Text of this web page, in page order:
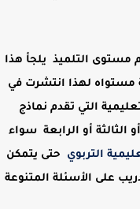
التلميذ يلجأ هذا
مستواه لهذا انتشرت في
التي تقدم نماذج
أو الثالثة أو الرابعة سواء
التربوي
حتى يتمكن
على الأسئلة المتنوعة